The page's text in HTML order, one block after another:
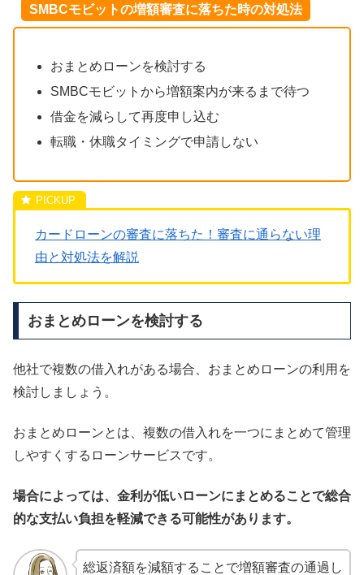
SMBCモビットの増額審査に落ちた時の対処法
おまとめローンを検討する
SMBCモビットから増額案内が来るまで待つ
借金を減らして再度申し込む
転職・休職タイミングで申請しない
カードローンの審査に落ちた！審査に通らない理
由と対処法を解説
おまとめローンを検討する
他社で複数の借入れがある場合、おまとめローンの利用を
検討しましょう。
おまとめローンとは、複数の借入れを一つにまとめて管理
しやすくするローンサービスです。
場合によっては、金利が低いローンにまとめることで総合
的な支払い負担を軽減できる可能性があります。
総返済額を減額することで増額審査の通過し